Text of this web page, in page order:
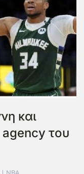
και
agency του